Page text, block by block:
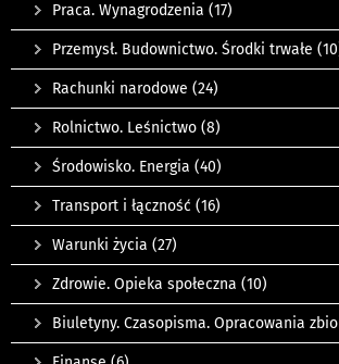
Praca. Wynagrodzenia (17)
Przemysł. Budownictwo. Środki trwałe
Rachunki narodowe (24)
Rolnictwo. Leśnictwo (8)
Środowisko. Energia (40)
Transport i łączność (16)
Warunki życia (27)
Zdrowie. Opieka społeczna (10)
Biuletyny. Czasopisma. Opracowania